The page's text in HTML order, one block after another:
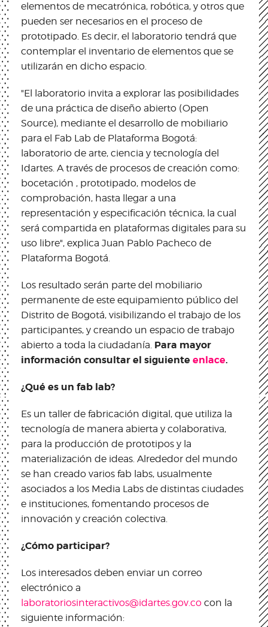
elementos de mecatrónica, robótica, y otros que
pueden ser necesarios en el proceso de
prototipado. Es decir, el laboratorio tendrá que
contemplar el inventario de elementos que se
utilizarán en dicho espacio.
"El laboratorio invita a explorar las posibilidades
de una práctica de diseño abierto (Open
Source), mediante el desarrollo de mobiliario
para el Fab Lab de Plataforma Bogotá:
laboratorio de arte, ciencia y tecnología del
Idartes. A través de procesos de creación como:
bocetación , prototipado, modelos de
comprobación, hasta llegar a una
representación y especificación técnica, la cual
será compartida en plataformas digitales para su
uso libre", explica Juan Pablo Pacheco de
Plataforma Bogotá.
Los resultado serán parte del mobiliario
permanente de este equipamiento público del
Distrito de Bogotá, visibilizando el trabajo de los
participantes, y creando un espacio de trabajo
abierto a toda la ciudadanía. Para mayor
información consultar el siguienteenlace.
¿Qué es un fab lab?
Es un taller de fabricación digital, que utiliza la
tecnología de manera abierta y colaborativa,
para la producción de prototipos y la
materialización de ideas. Alrededor del mundo
se han creado varios fab labs, usualmente
asociados a los Media Labs de distintas ciudades
e instituciones, fomentando procesos de
innovación y creación colectiva.
¿Cómo participar?
Los interesados deben enviar un correo
electrónico a
laboratoriosinteractivos@idartes.gov.co con la
siguiente información: